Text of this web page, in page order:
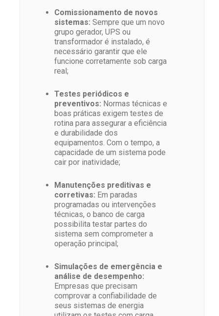
Comissionamento de novos
sistemas: Sempre que um novo
grupo gerador, UPS ou
transformador é instalado, é
necessário garantir que ele
funcione corretamente sob carga
real;
Testes periódicos e
preventivos: Normas técnicas e
boas práticas exigem testes de
rotina para assegurar a eficiência
e durabilidade dos
equipamentos. Com o tempo, a
capacidade de um sistema pode
cair por inatividade;
Manutenções preditivas e
corretivas: Em paradas
programadas ou intervenções
técnicas, o banco de carga
possibilita testar partes do
sistema sem comprometer a
operação principal;
Simulações de emergência e
análise de desempenho:
Empresas que precisam
comprovar a confiabilidade de
seus sistemas de energia